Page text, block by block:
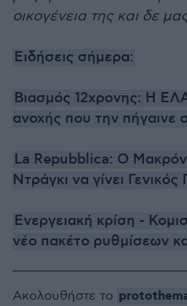
οικογένεια της και δε
Ειδήσεις σήμερα:
Βιασμός 12χρονης: Η
ανοχής που την πήγαινε
La Repubblica: Ο Μακρόν
Ντράγκι να γίνει
Ενεργειακή κρίση -
νέο πακέτο ρυθμίσεων
Ακολουθήστε το